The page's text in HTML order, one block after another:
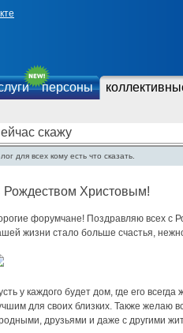
персоны
скажу
для всех кому есть что сказать.
Рождеством Христовым!
форумчане! Поздравляю всех с
жизни стало больше счастья,
у каждого будет дом, где его
для своих близких. Также желаю
друзьями и даже с другими